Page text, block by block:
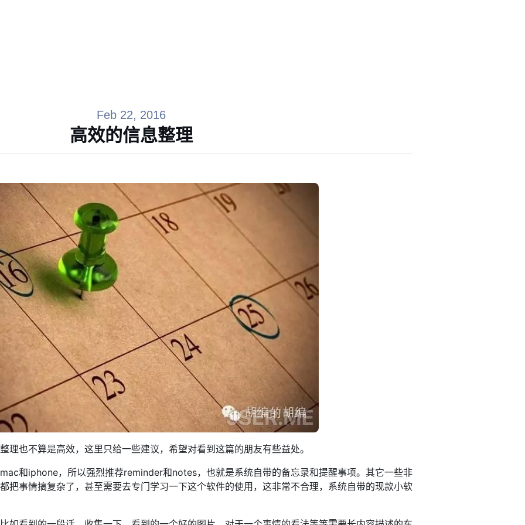
Feb 22, 2016
高效的信息整理
理也不算是高效，这里只给一些建议，希望对看到这篇的朋友有些益处。
和iphone，所以强烈推荐reminder和notes，也就是系统自带的备忘录和提醒事项。其它一些非
把事情搞复杂了，甚至需要去专门学习一下这个软件的使用，这非常不合理，系统自带的现款小软